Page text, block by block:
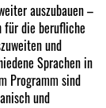
auszubauen –
für die berufliche
und
Sprachen in
Programm sind
und